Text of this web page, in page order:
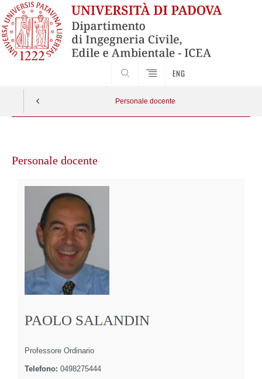
ENG
Personale docente
contenuto
Personale docente
PAOLO SALANDIN
Professore Ordinario
Telefono: 0498275444